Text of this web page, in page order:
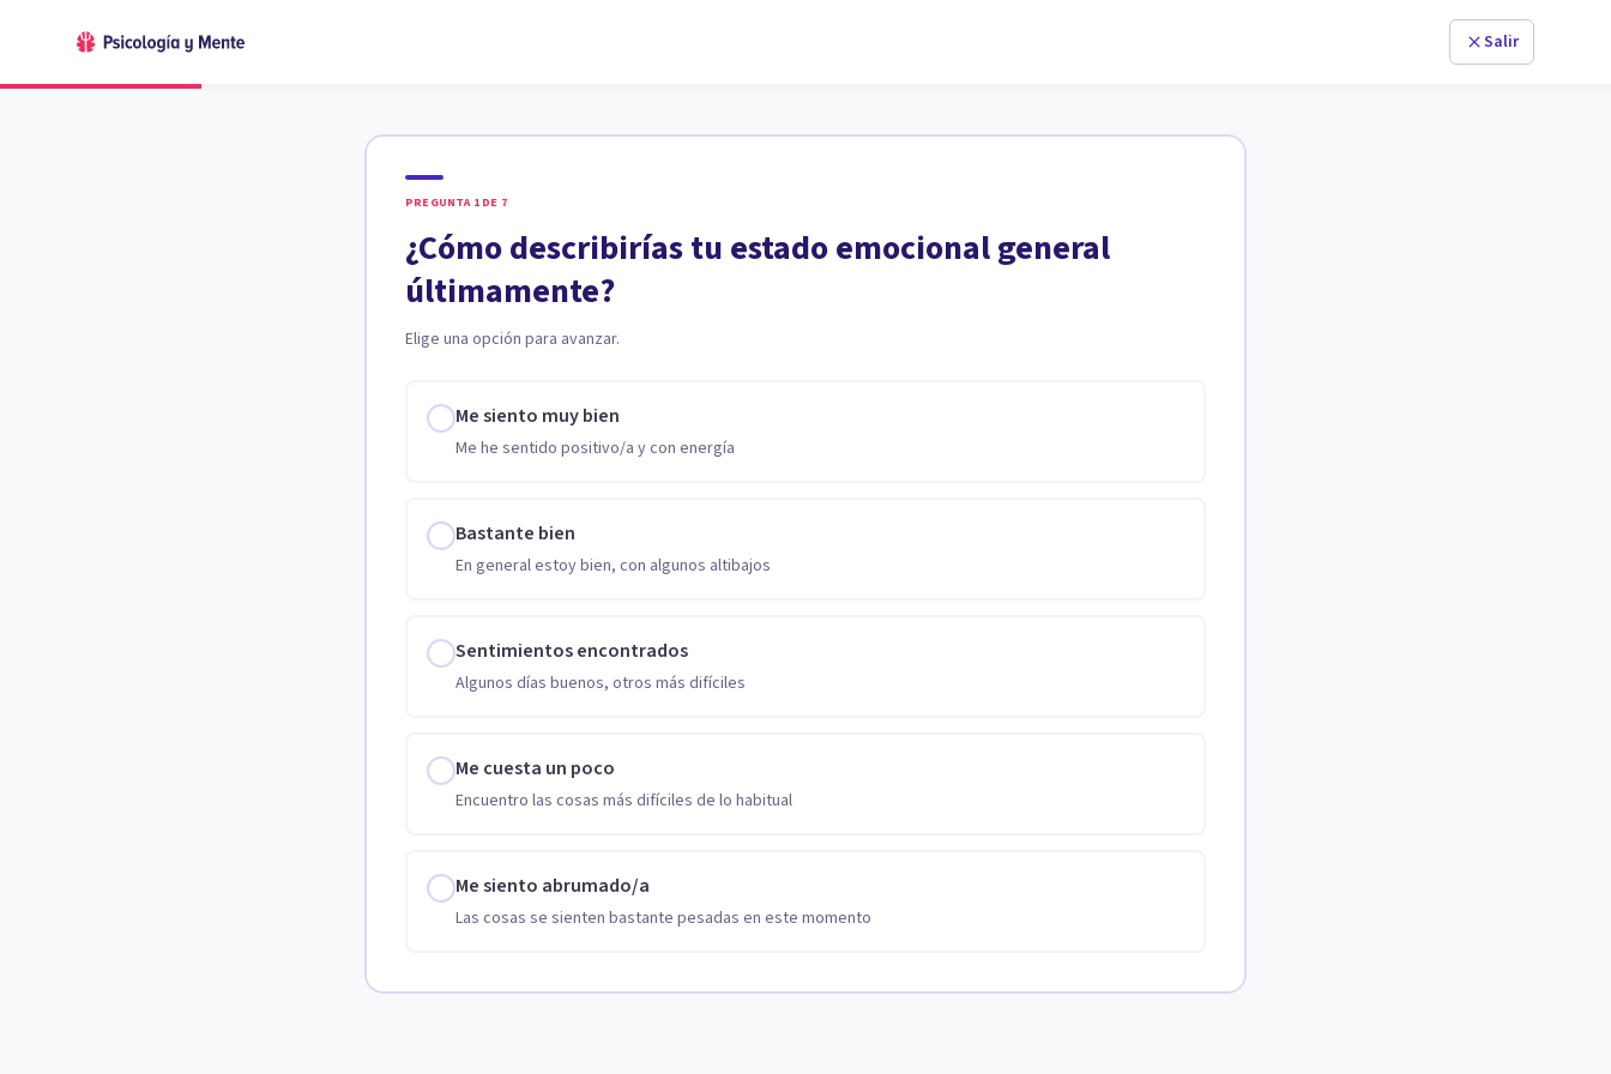
Salir
PREGUNTA 1 DE 7
¿Cómo describirías tu estado emocional general
últimamente?
Elige una opción para avanzar.
Me siento muy bien
Me he sentido positivo/a y con energía
Bastante bien
En general estoy bien, con algunos altibajos
Sentimientos encontrados
Algunos días buenos, otros más difíciles
Me cuesta un poco
Encuentro las cosas más difíciles de lo habitual
Me siento abrumado/a
Las cosas se sienten bastante pesadas en este momento